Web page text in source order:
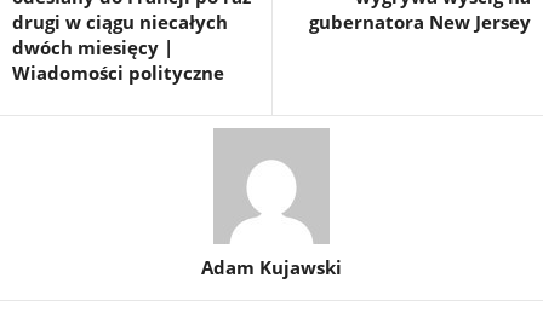
drugi w ciągu niecałych
dwóch miesięcy |
Wiadomości polityczne
gubernatora New Jersey
Adam Kujawski